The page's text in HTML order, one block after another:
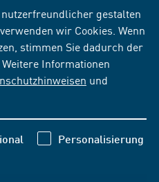
gestalten
wir Cookies. Wenn
stimmen Sie dadurch der
Informationen
und
Personalisierung